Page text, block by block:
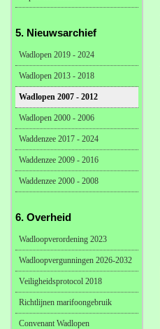
5. Nieuwsarchief
Wadlopen 2019 - 2024
Wadlopen 2013 - 2018
Wadlopen 2007 - 2012
Wadlopen 2000 - 2006
Waddenzee 2017 - 2024
Waddenzee 2009 - 2016
Waddenzee 2000 - 2008
6. Overheid
Wadloopverordening 2023
Wadloopvergunningen 2026-2032
Veiligheidsprotocol 2018
Richtlijnen marifoongebruik
Convenant Wadlopen